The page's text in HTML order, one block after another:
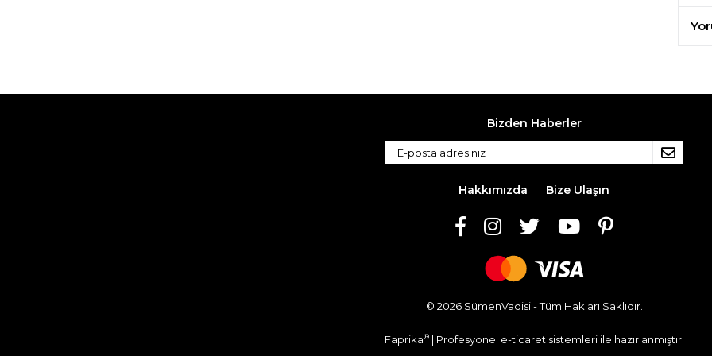
Bizden Haberler
Hakkımızda Bize Ulaşın
© 2026 SümenVadisi - Tüm Hakları Saklıdır.
Faprika®| Profesyonel e-ticaret sistemleri ile hazırlanmıştır.